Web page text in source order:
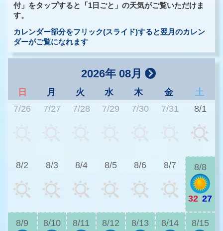
付」をタップすると「1日ごと」の天気がご覧いただけま
す。
カレンダー部分をフリック(スライド)すると翌月のカレン
ダーがご覧になれます
2026年 08月
日 月 火 水 木 金
土
7/26
7/27 7/28 7/29 7/30 7/31 8/1
8/2 8/3 8/4 8/5 8/6 8/7 8/8
32|27
8/9 8/10 8/11 8/12 8/13 8/14 8/15